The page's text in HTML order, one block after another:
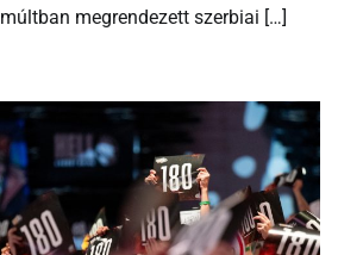
megrendezett szerbiai […]